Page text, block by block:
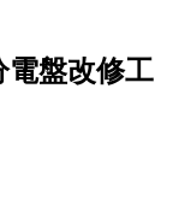
盤改修工